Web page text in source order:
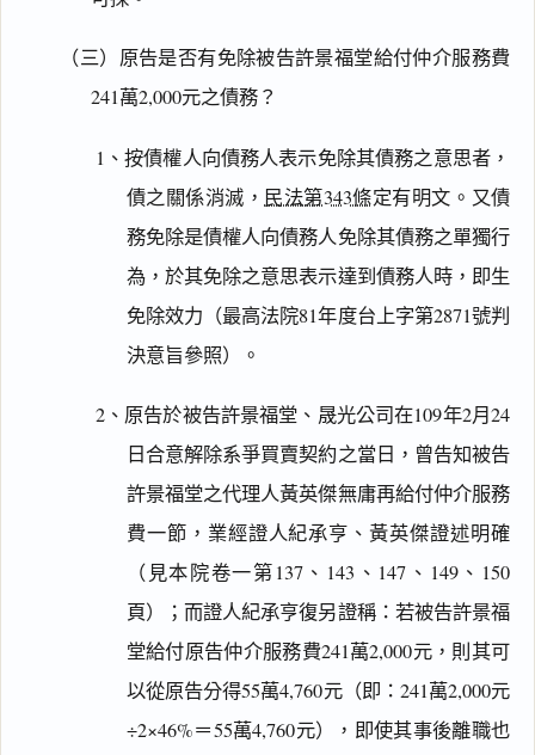
（三）原告是否有免除被告許景福堂給付仲介服務費
241萬2,000元之債務？
1、按債權人向債務人表示免除其債務之意思者，
債之關係消滅， 民法第343條定有明文。又債
務免除是債權人向債務人免除其債務之單獨行
為，於其免除之意思表示達到債務人時，即生
免除效力（最高法院81年度台上字第2871號判
決意旨參照）。
2、原告於被告許景福堂、晟光公司在109年2月24
日合意解除系爭買賣契約之當日，曾告知被告
許景福堂之代理人黃英傑無庸再給付仲介服務
費一節，業經證人紀承亨、黃英傑證述明確
（見本院卷一第137、143、147、149、150
頁）；而證人紀承亨復另證稱：若被告許景福
堂給付原告仲介服務費241萬2,000元，則其可
以從原告分得55萬4,760元（即：241萬2,000元
÷2×46%＝55萬4,760元），即使其事後離職也